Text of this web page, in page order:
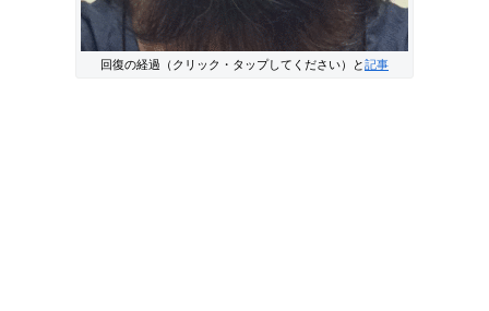
回復の経過（クリック・タップしてください）と記事